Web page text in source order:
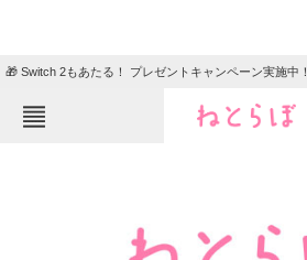
🎁 Switch 2もあたる！ プレゼントキャンペーン実施中！
クイズ